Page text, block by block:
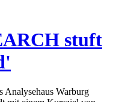
stuft
Warburg